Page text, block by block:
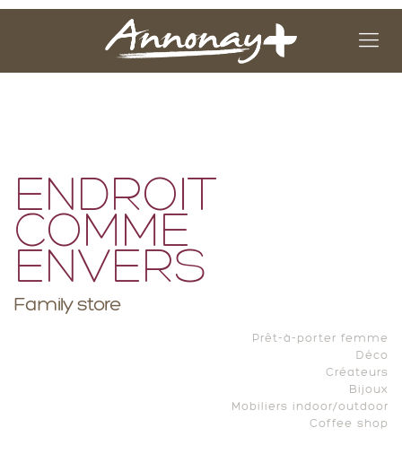
ENDROIT
COMME
ENVERS
Family store
Prêt-à-porter femme
Déco
Créateurs
Bijoux
Mobiliers indoor/outdoor
Coffee shop